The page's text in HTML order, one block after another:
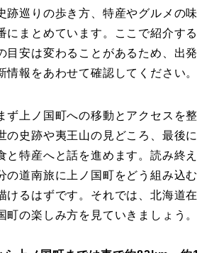
跡巡りの歩き方、特産やグルメの味
にまとめています。ここで紹介する
目安は変わることがあるため、出発
情報をあわせて確認してください。
ず上ノ国町への移動とアクセスを整
の史跡や夷王山の見どころ、最後に
と特産へと話を進めます。読み終え
の道南旅に上ノ国町をどう組み込む
けるはずです。それでは、北海道在
町の楽しみ方を見ていきましょう。